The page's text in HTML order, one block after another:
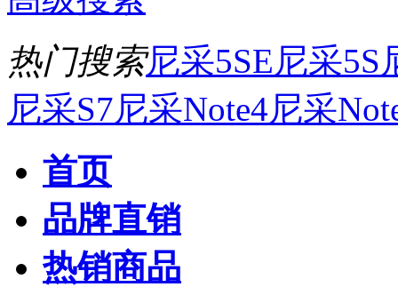
热门搜索尼采5SE尼采5S
尼采S7尼采Note4尼采
首页
品牌直销
热销商品